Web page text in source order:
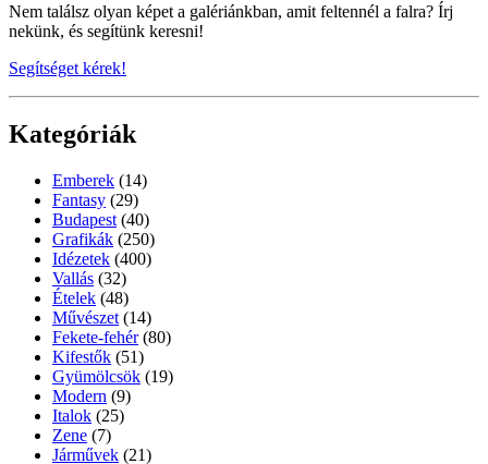
Nem találsz olyan képet a galériánkban, amit feltennél a falra? Írj
nekünk, és segítünk keresni!
Segítséget kérek!
Kategóriák
Emberek (14)
Fantasy (29)
Budapest (40)
Grafikák (250)
Idézetek (400)
Vallás (32)
Ételek (48)
Művészet (14)
Fekete-fehér (80)
Kifestők (51)
Gyümölcsök (19)
Modern (9)
Italok (25)
Zene (7)
Járművek (21)